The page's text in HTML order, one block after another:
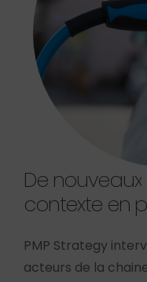
De nouveaux
contexte en
PMP Strategy
acteurs de la